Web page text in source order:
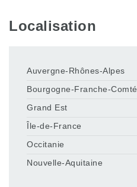
Localisation
Auvergne-Rhônes-Alpes
Bourgogne-Franche-Comté
Grand Est
Île-de-France
Occitanie
Nouvelle-Aquitaine